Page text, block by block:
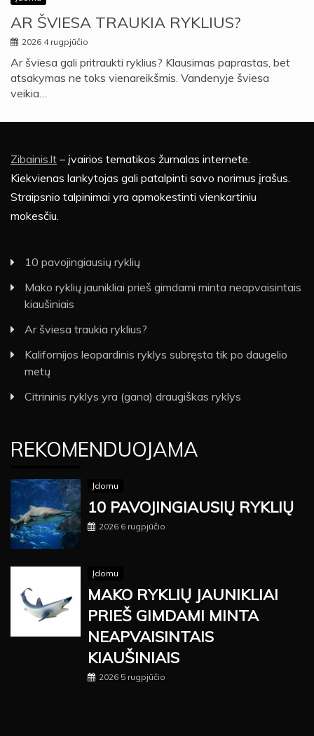
AR ŠVIESA TRAUKIA RYKLIUS?
2026 4 rugpjūčio
Ar šviesa gali pritraukti ryklius? Klausimas paprastas, bet
atsakymas ne toks vienareikšmis. Vandenyje šviesa
veikia…
Zibainis.lt – įvairios tematikos žurnalas internete.
Kiekvienas lankytojas gali patalpinti savo norimus įrašus.
Straipsnio talpinimai yra apmokestinti vienkartiniu
mokesčiu.
10 pavojingiausių ryklių
Mako ryklių jaunikliai prieš gimdami minta neapvaisintais
kiaušiniais
Ar šviesa traukia ryklius?
Kalifornijos leopardinis ryklys subręsta tik po daugelio
metų
Citrininis ryklys yra (gana) draugiškas ryklys
REKOMENDUOJAMA
Įdomu
10 PAVOJINGIAUSIŲ RYKLIŲ
2026 6 rugpjūčio
Įdomu
MAKO RYKLIŲ JAUNIKLIAI
PRIEŠ GIMDAMI MINTA
NEAPVAISINTAIS
KIAUŠINIAIS
2026 5 rugpjūčio